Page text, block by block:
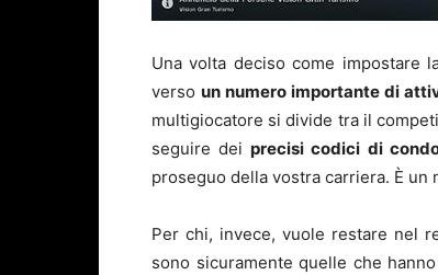
Una volta deciso come impostare
verso un numero importante di
multigiocatore si divide tra il
seguire deiprecisi codici di
proseguo della vostra carriera. È un
Per chi, invece, vuole restare nel
sono sicuramente quelle che